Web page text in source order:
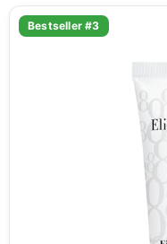
Bestseller #3